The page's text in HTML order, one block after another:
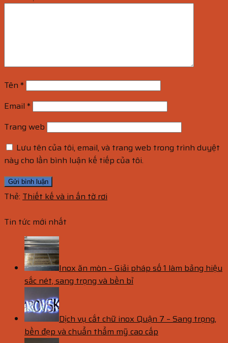
Tên *
Email *
Trang web
Lưu tên của tôi, email, và trang web trong trình duyệt
này cho lần bình luận kế tiếp của tôi.
Thẻ: Thiết kế và in ấn tờ rơi
Tin tức mới nhất
Inox ăn mòn – Giải pháp số 1 làm bảng hiệu
sắc nét, sang trọng và bền bỉ
Dịch vụ cắt chữ inox Quận 7 – Sang trọng,
bền đẹp và chuẩn thẩm mỹ cao cấp